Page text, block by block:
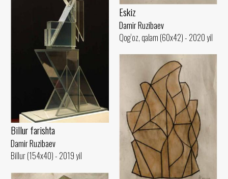
Eskiz
Damir Ruzibaev
Qog‘oz, qalam (60x42) - 2020 yil
Billur farishta
Damir Ruzibaev
Billur (154x40) - 2019 yil